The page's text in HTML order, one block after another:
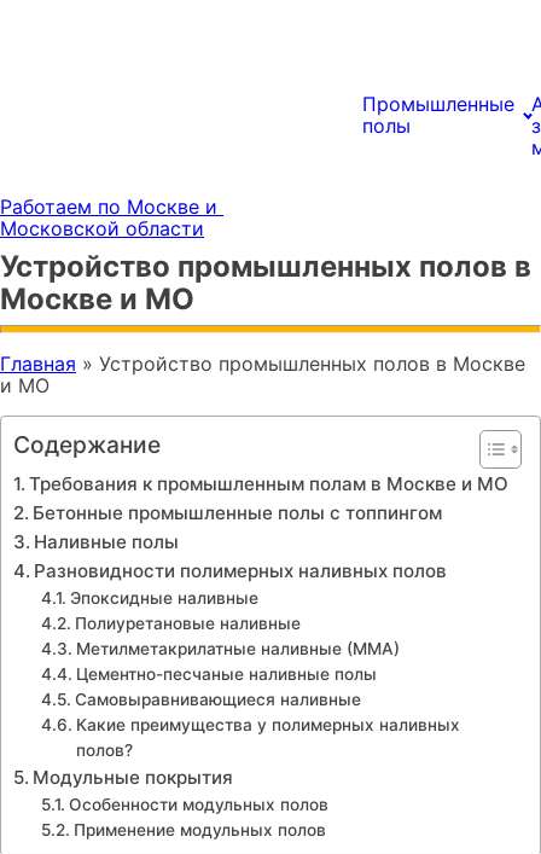
Работаем по Москве и
Московской области
Промышленные
полы
Устройство промышленных полов в
Москве и МО
Главная » Устройство промышленных полов в Москве
и МО
Содержание
Требования к промышленным полам в Москве и МО
Бетонные промышленные полы с топпингом
Наливные полы
Разновидности полимерных наливных полов
Эпоксидные наливные
Полиуретановые наливные
Метилметакрилатные наливные (ММА)
Цементно-песчаные наливные полы
Самовыравнивающиеся наливные
Какие преимущества у полимерных наливных
полов?
Модульные покрытия
Особенности модульных полов
Применение модульных полов